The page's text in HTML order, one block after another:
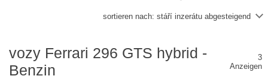
sortieren nach: stáří inzerátu abgesteigend
vozy Ferrari 296 GTS hybrid -
Benzin
3
Anzeigen